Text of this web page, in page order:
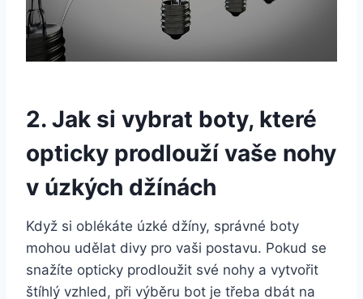
2. ​Jak si vybrat boty, které
opticky‍ prodlouží⁣ vaše nohy
v úzkých džínách
Když si​ oblékáte úzké džíny, správné boty
mohou udělat‌ divy pro vaši postavu. Pokud se
snažíte opticky prodloužit své nohy ⁤a vytvořit
štíhlý vzhled, při výběru bot je‌ třeba dbát na